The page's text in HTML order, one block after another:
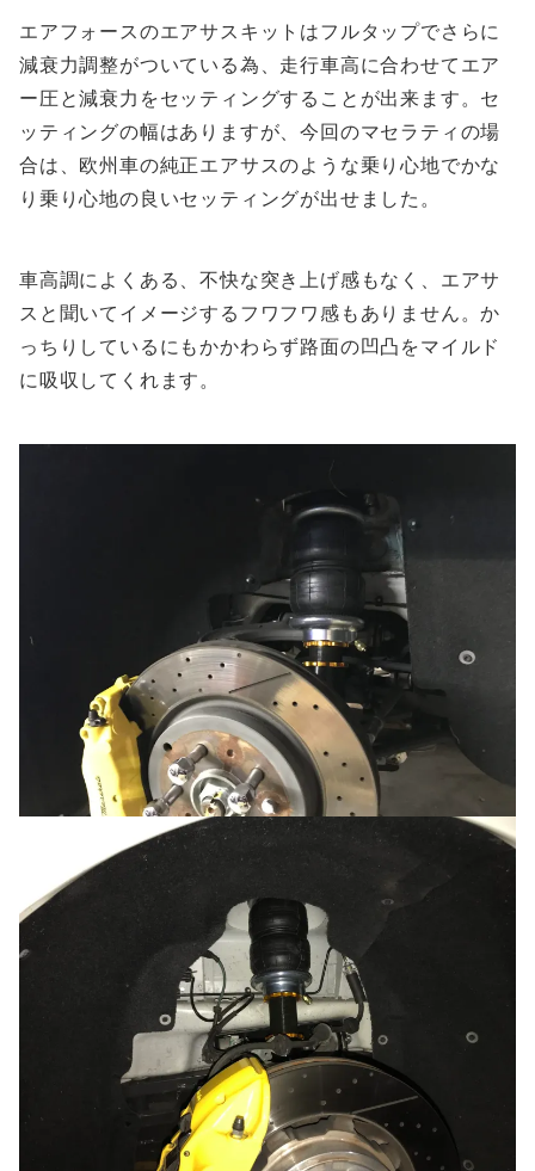
エアフォースのエアサスキットはフルタップでさらに
減衰力調整がついている為、走行車高に合わせてエア
ー圧と減衰力をセッティングすることが出来ます。セ
ッティングの幅はありますが、今回のマセラティの場
合は、欧州車の純正エアサスのような乗り心地でかな
り乗り心地の良いセッティングが出せました。
車高調によくある、不快な突き上げ感もなく、エアサ
スと聞いてイメージするフワフワ感もありません。か
っちりしているにもかかわらず路面の凹凸をマイルド
に吸収してくれます。